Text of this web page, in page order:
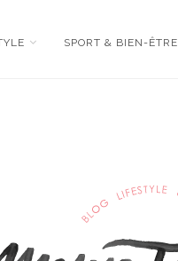
SPORT & BIEN-ÊTRE